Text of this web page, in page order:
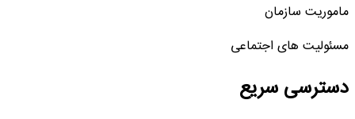
ماموریت سازمان
مسئولیت های اجتماعی
دسترسی سریع